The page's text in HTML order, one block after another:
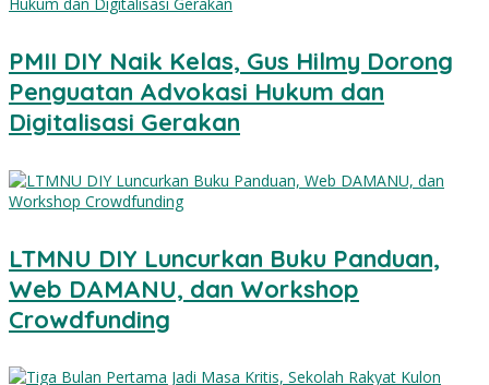
PMII DIY Naik Kelas, Gus Hilmy Dorong
Penguatan Advokasi Hukum dan
Digitalisasi Gerakan
LTMNU DIY Luncurkan Buku Panduan,
Web DAMANU, dan Workshop
Crowdfunding